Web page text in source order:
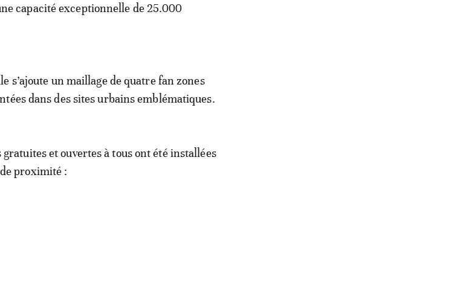
capacité exceptionnelle de 25.000
s’ajoute un maillage de quatre fan zones
dans des sites urbains emblématiques.
et ouvertes à tous ont été installées
proximité :